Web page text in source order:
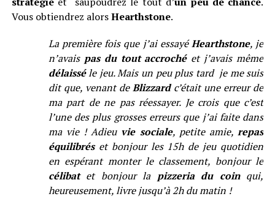
Vous obtiendrez alorsHearthstone.
La première fois que j’ai essayéHearthstone, je
n’avais pas du tout accrochéet j’avais même
délaisséle jeu. Mais un peu plus tard je me suis
dit que, venant deBlizzardc’était une erreur de
ma part de ne pas réessayer. Je crois que c’est
l’une des plus grosses erreurs que j’ai faite dans
ma vie ! Adieu vie sociale, petite amie,repas
équilibréset bonjour les 15h de jeu quotidien
en espérant monter le classement, bonjour le
célibatet bonjour la pizzeria du coinqui,
heureusement, livre jusqu’à 2h du matin !